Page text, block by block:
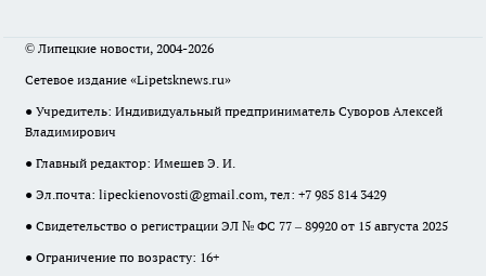
© Липецкие новости, 2004-2026
Сетевое издание «Lipetsknews.ru»
● Учредитель: Индивидуальный предприниматель Суворов Алексей
Владимирович
● Главный редактор: Имешев Э. И.
● Эл.почта: lipeckienovosti@gmail.com, тел: +7 985 814 3429
● Свидетельство о регистрации ЭЛ № ФС 77 – 89920 от 15 августа 2025
● Ограничение по возрасту: 16+